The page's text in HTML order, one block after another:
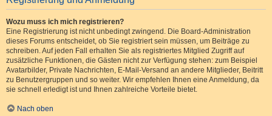
Wozu muss ich mich registrieren?
Eine Registrierung ist nicht unbedingt zwingend. Die Board-Administration
dieses Forums entscheidet, ob Sie registriert sein müssen, um Beiträge zu
schreiben. Auf jeden Fall erhalten Sie als registriertes Mitglied Zugriff auf
zusätzliche Funktionen, die Gästen nicht zur Verfügung stehen: zum Beispiel
Avatarbilder, Private Nachrichten, E-Mail-Versand an andere Mitglieder, Beitritt
zu Benutzergruppen und so weiter. Wir empfehlen Ihnen eine Anmeldung, da
sie schnell erledigt ist und Ihnen zahlreiche Vorteile bietet.
Nach oben